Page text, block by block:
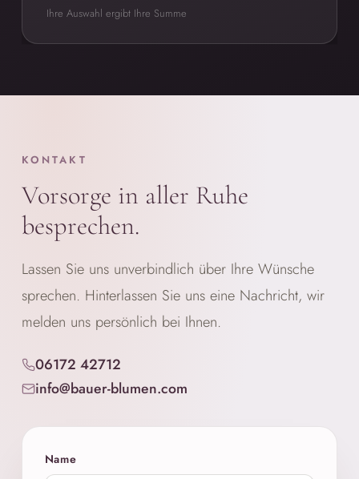
Ihre Auswahl ergibt Ihre Summe
KONTAKT
Vorsorge in aller Ruhe
besprechen.
Lassen Sie uns unverbindlich über Ihre Wünsche
sprechen. Hinterlassen Sie uns eine Nachricht, wir
melden uns persönlich bei Ihnen.
06172 42712
info@bauer-blumen.com
Name